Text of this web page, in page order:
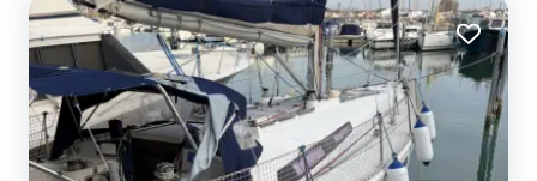
l'eau dans les environs de Cecina Pour votre confort, FUTURA...